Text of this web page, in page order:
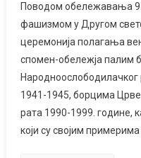
Поводом обележавања
фашизмом у Другом
церемонија полагања
спомен-обележја палим
1941-1945, борцима
рата 1990-1999. године,
који су својим